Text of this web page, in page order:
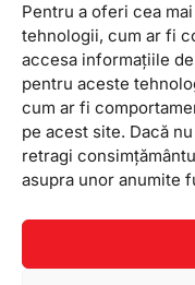
Pentru a oferi cea
tehnologii, cum ar fi
accesa informațiile
pentru aceste
cum ar fi
pe acest site. Dacă
retragi
asupra unor anumite
Ceea ce ne